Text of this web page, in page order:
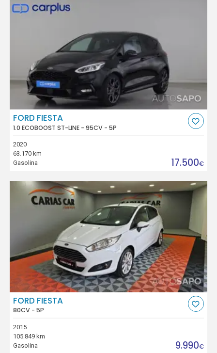
FORD FIESTA
1.0 ECOBOOST ST-LINE - 95CV - 5P
2020
63.170 km
Gasolina
17.500€
FORD FIESTA
80CV - 5P
2015
105.849 km
Gasolina
9.990€